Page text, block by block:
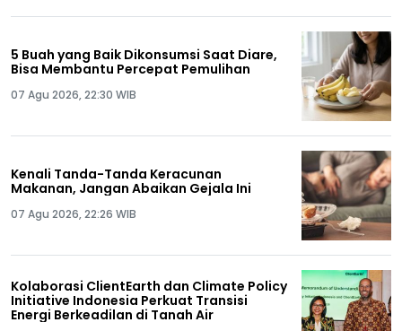
5 Buah yang Baik Dikonsumsi Saat Diare,
Bisa Membantu Percepat Pemulihan
07 Agu 2026, 22:30 WIB
Kenali Tanda-Tanda Keracunan
Makanan, Jangan Abaikan Gejala Ini
07 Agu 2026, 22:26 WIB
Kolaborasi ClientEarth dan Climate Policy
Initiative Indonesia Perkuat Transisi
Energi Berkeadilan di Tanah Air